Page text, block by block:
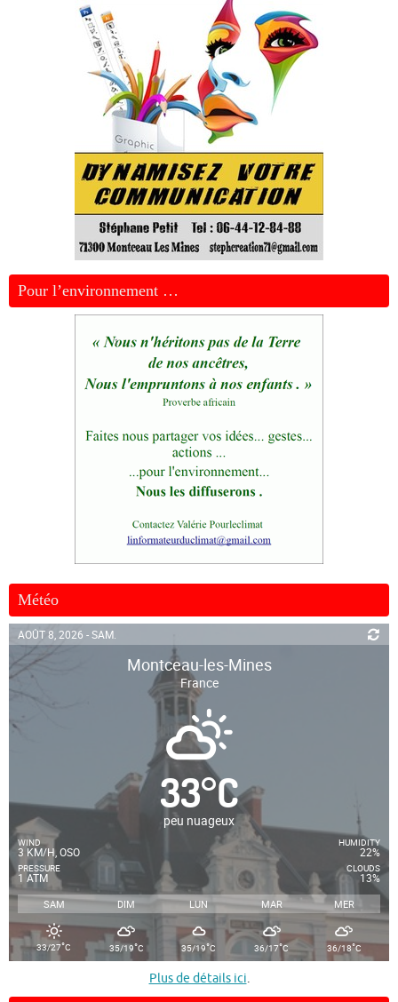
Pour l’environnement …
Météo
AOÛT 8, 2026 - SAM.
Montceau-les-Mines
France
33°C
peu nuageux
WIND
3 KM/H, OSO
PRESSURE
1 ATM
HUMIDITY
22%
CLOUDS
13%
SAM DIM LUN MAR MER
33/27°C 35/19°C 35/19°C 36/17°C 36/18°C
Plus de détails ici.